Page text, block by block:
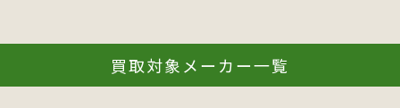
買取対象メーカー一覧